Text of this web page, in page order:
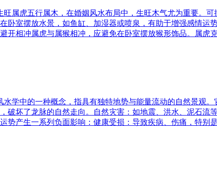
属虎五行属木，在婚姻风水布局中，生旺木气尤为重要。
卧室摆放水景，如鱼缸、加湿器或喷泉，有助于增强感情运
开相冲属虎与属猴相冲，应避免在卧室摆放猴形饰品。属虎
学中的一种概念，指具有独特地势与能量流动的自然景观
破坏了龙脉的自然走向。自然灾害：如地震、洪水、泥石流
势产生一系列负面影响：健康受损：导致疾病、伤痛，特别